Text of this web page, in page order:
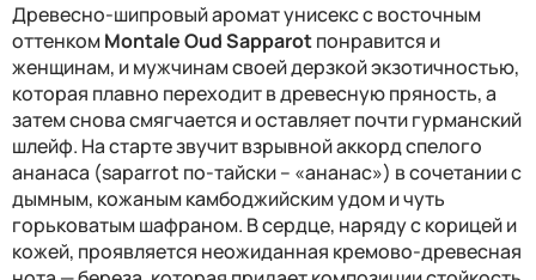
Древесно-шипровый аромат унисекс с восточным
оттенкомMontale Oud Sapparotпонравится и
женщинам, и мужчинам своей дерзкой экзотичностью,
которая плавно переходит в древесную пряность, а
затем снова смягчается и оставляет почти гурманский
шлейф. На старте звучит взрывной аккорд спелого
ананаса (saparrot по-тайски – «ананас») в сочетании с
дымным, кожаным камбоджийским удом и чуть
горьковатым шафраном. В сердце, наряду с корицей и
кожей, проявляется неожиданная кремово-древесная